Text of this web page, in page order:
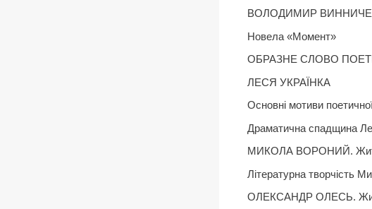
ВОЛОДИМИР
Новела «Момент»
ОБРАЗНЕ СЛОВО
ЛЕСЯ УКРАЇНКА
Основні мотиви
Драматична спадщина
МИКОЛА ВОРОНИЙ.
Літературна творчість
ОЛЕКСАНДР ОЛЕСЬ.